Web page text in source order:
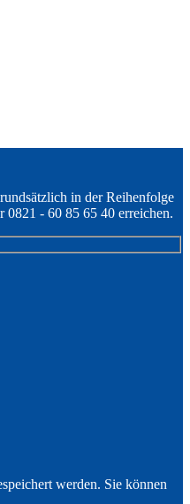
in der Reihenfolge
0821 - 60 85 65 40 erreichen.
werden. Sie können